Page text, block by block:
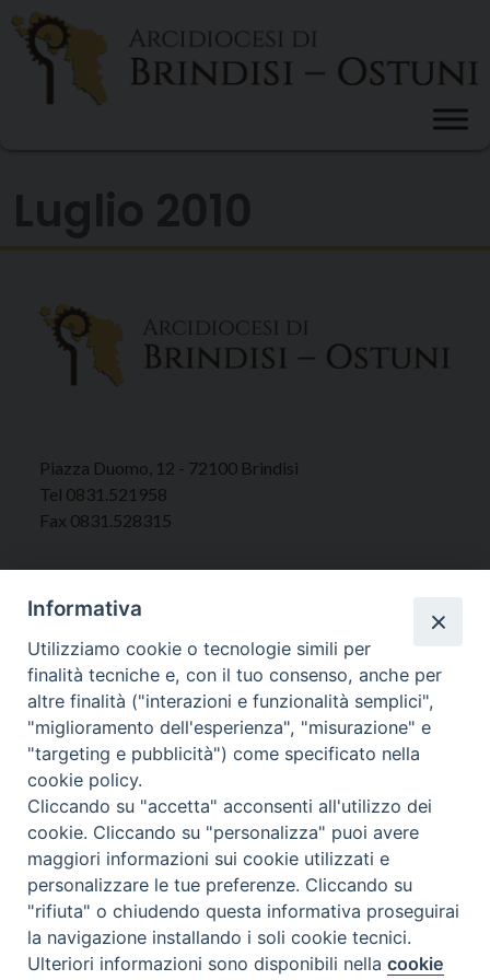
Skip
content
Piazza Duomo, 12 - 72100 Brindisi
Tel 0831.521958
Fax 0831.528315
Mar. / Mer. / Giov. ore 9 - 13
nei mesi estivi solo Martedì ore 9 - 13
WebMail
Copyright © Arcidiocesi di Brindisi – Ostuni
Preferenze Cookie
Informativa
Utilizziamo cookie o tecnologie simili per
finalità tecniche e, con il tuo consenso, anche per
altre finalità ("interazioni e funzionalità semplici",
"miglioramento dell'esperienza", "misurazione" e
"targeting e pubblicità") come specificato nella
cookie policy.
Cliccando su "accetta" acconsenti all'utilizzo dei
cookie. Cliccando su "personalizza" puoi avere
maggiori informazioni sui cookie utilizzati e
personalizzare le tue preferenze. Cliccando su
"rifiuta" o chiudendo questa informativa proseguirai
la navigazione installando i soli cookie tecnici.
Ulteriori informazioni sono disponibili nellacookie